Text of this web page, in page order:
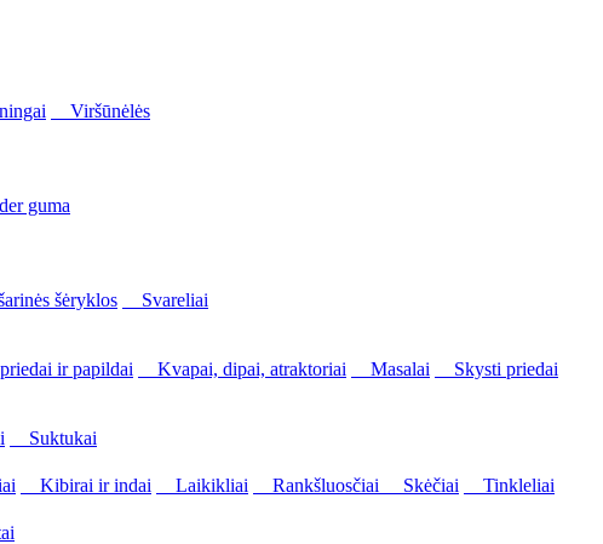
Viršūnėlės
guma
šėryklos
Svareliai
ir papildai Kvapai, dipai, atraktoriai Masalai
Skysti priedai
Suktukai
Kibirai ir indai Laikikliai Rankšluosčiai Skėčiai
Tinkleliai